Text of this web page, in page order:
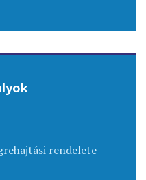
rendelete